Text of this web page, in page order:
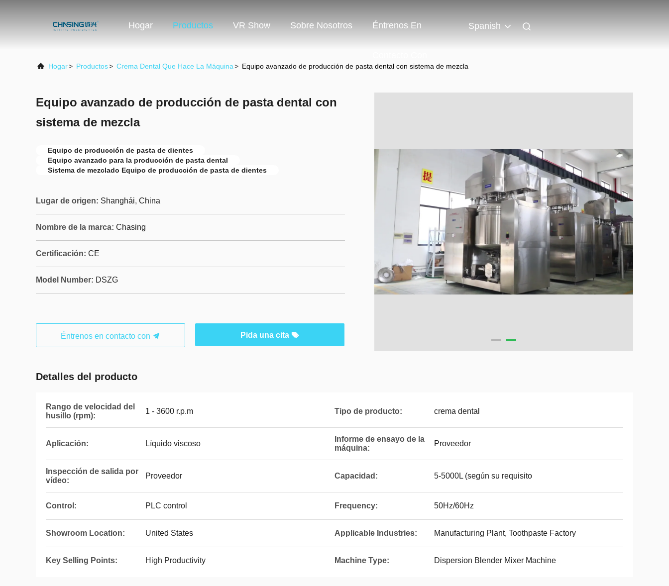
Hogar Productos VR Show Sobre Nosotros Éntrenos En Spanish
Hogar> Productos> Crema Dental Que Hace La Máquina> Equipo avanzado de producción de pasta dental con sistema de mezcla
Equipo avanzado de producción de pasta dental con
sistema de mezcla
Equipo de producción de pasta de dientes
Equipo avanzado para la producción de pasta dental
Sistema de mezclado Equipo de producción de pasta de dientes
Lugar de origen: Shanghái, China
Nombre de la marca: Chasing
Certificación: CE
Model Number: DSZG
Éntrenos en contacto con Pida una cita
Detalles del producto
Rango de velocidad del
husillo (rpm):
1 - 3600 r.p.m Tipo de producto: crema dental
Aplicación: Líquido viscoso
Informe de ensayo de la
máquina:
Proveedor
Inspección de salida por
vídeo:
Proveedor Capacidad: 5-5000L (según su requisito
Control: PLC control Frequency: 50Hz/60Hz
Showroom Location: United States Applicable Industries: Manufacturing Plant, Toothpaste Factory
Key Selling Points: High Productivity Machine Type: Dispersion Blender Mixer Machine